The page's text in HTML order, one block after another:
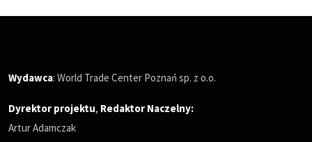
Wydawca: World Trade Center Poznań sp. z o.o.
Dyrektor projektu, Redaktor Naczelny:
Artur Adamczak